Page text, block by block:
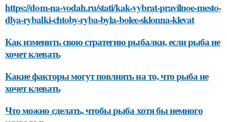
https://dom-na-vodah.ru/stati/kak-vybrat-pravilnoe-mesto-
dlya-rybalki-chtoby-ryba-byla-bolee-sklonna-klevat
Как изменить свою стратегию рыбалки, если рыба не
хочет клевать
Какие факторы могут повлиять на то, что рыба не
хочет клевать
Что можно сделать, чтобы рыба хотя бы немного